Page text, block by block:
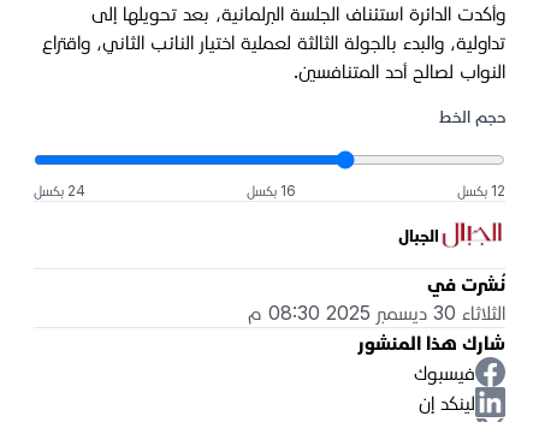
وأكدت الدائرة استئناف الجلسة البرلمانية، بعد تحويلها إلى
تداولية، والبدء بالجولة الثالثة لعملية اختيار النائب الثاني، واقتراع
النواب لصالح أحد المتنافسين.
حجم الخط
12 بكسل 16 بكسل 24 بكسل
الجبال
نُشرت في
الثلاثاء 30 ديسمبر 2025 08:30 م
شارك هذا المنشور
فيسبوك
لينكد إن